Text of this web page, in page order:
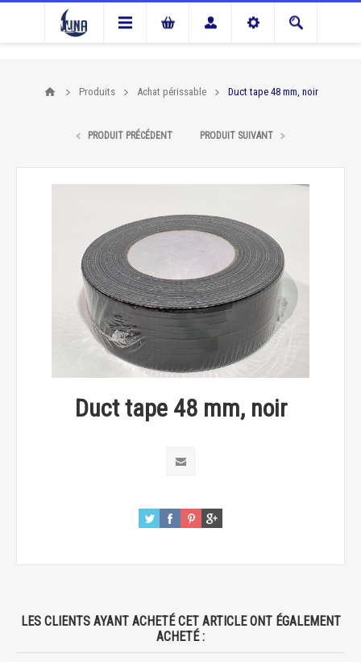
Produits Achat périssable Duct tape 48 mm, noir
PRODUIT PRÉCÉDENT PRODUIT SUIVANT
Duct tape 48 mm, noir
LES CLIENTS AYANT ACHETÉ CET ARTICLE ONT ÉGALEMENT
ACHETÉ :